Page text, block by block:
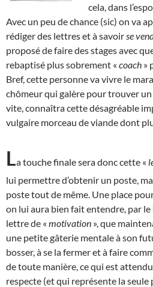
cela, dans
Avec un peu de chance (sic) on va
rédiger des lettres et à savoir se
proposé de faire des stages avec
rebaptisé plus sobrement « coach »
Bref, cette personne va vivre le
chômeur qui galère pour trouver
vite, connaîtra cette désagréable
vulgaire morceau de viande dont
La touche finale sera donc cette «
lui permettre d’obtenir un poste,
poste tout de même. Une place
on lui aura bien fait entendre, par
lettre de « motivation », que
une petite gâterie mentale à son
bosser, à se la fermer et à faire
de toute manière, ce qui est
respecte (et qui représente la seule